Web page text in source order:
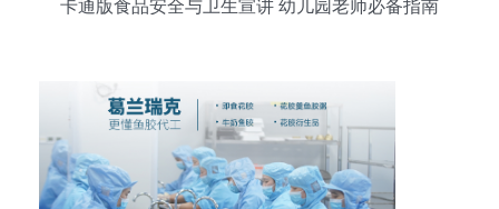
卡通版食品安全与卫生宣讲 幼儿园老师必备指南